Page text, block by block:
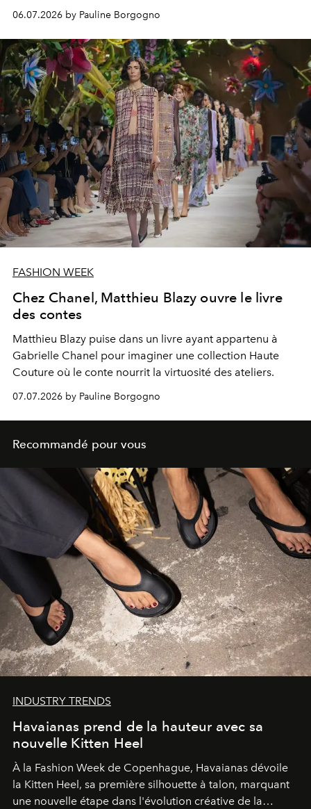
l'art sculptural de Lynda Benglis et la puissance
évocatrice de la nature.
06.07.2026 by Pauline Borgogno
FASHION WEEK
Chez Chanel, Matthieu Blazy ouvre le livre
des contes
Matthieu Blazy puise dans un livre ayant appartenu à
Gabrielle Chanel pour imaginer une collection Haute
Couture où le conte nourrit la virtuosité des ateliers.
07.07.2026 by Pauline Borgogno
Recommandé pour vous
INDUSTRY TRENDS
Havaianas prend de la hauteur avec sa
nouvelle Kitten Heel
À la Fashion Week de Copenhague, Havaianas dévoile
la Kitten Heel, sa première silhouette à talon, marquant
une nouvelle étape dans l'évolution créative de la